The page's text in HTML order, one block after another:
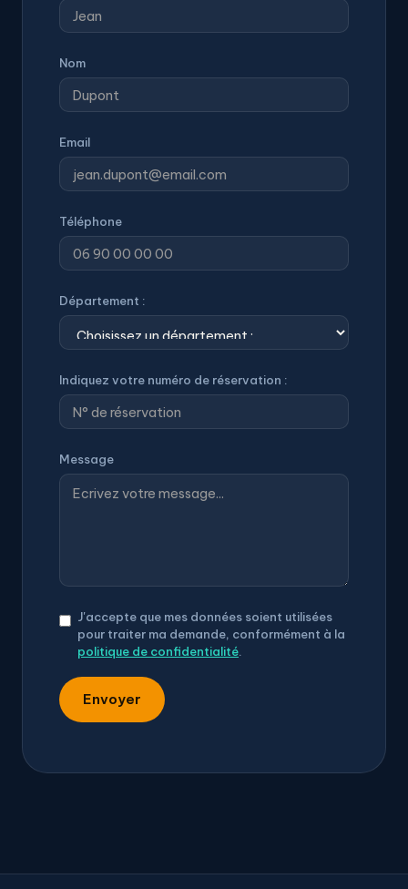
Nom
Email
Téléphone
Département :
Indiquez votre numéro de réservation :
Message
J'accepte que mes données soient utilisées
pour traiter ma demande, conformément à la
politique de confidentialité